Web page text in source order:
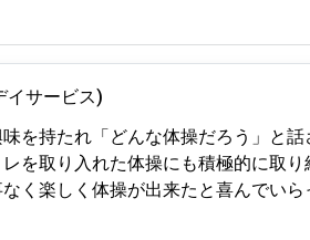
イサービス)
を持たれ「どんな体操だろう」と話
を取り入れた体操にも積極的に取り
く楽しく体操が出来たと喜んでいら